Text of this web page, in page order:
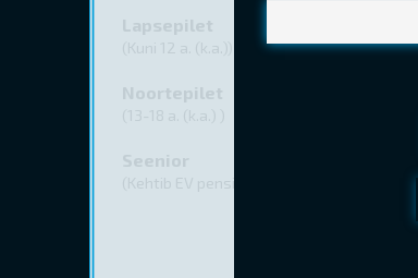
(Kehtib EV pensionitunnistuse esitamisel)